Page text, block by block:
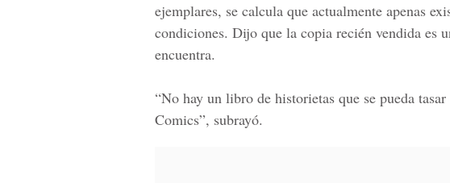
ejemplares, se calcula que actualmente apenas
condiciones. Dijo que la copia recién vendida es
encuentra.
“No hay un libro de historietas que se pueda
Comics”, subrayó.